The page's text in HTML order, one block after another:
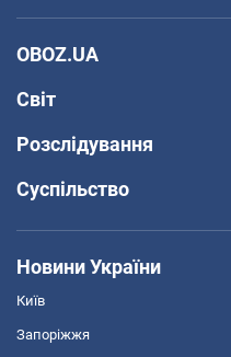
OBOZ.UA
Світ
Розслідування
Суспільство
Новини України
Київ
Запоріжжя